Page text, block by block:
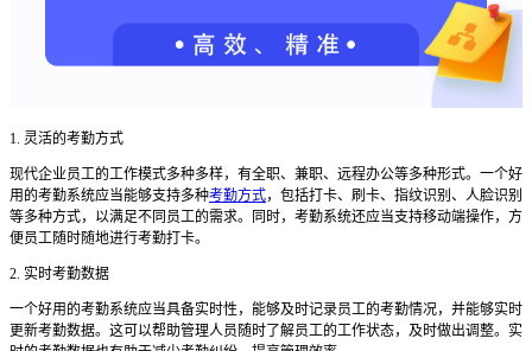
1. 灵活的考勤方式
现代企业员工的工作模式多种多样，有全职、兼职、远程办公等多种形式。一个好
用的考勤系统应当能够支持多种考勤方式，包括打卡、刷卡、指纹识别、人脸识别
等多种方式，以满足不同员工的需求。同时，考勤系统还应当支持移动端操作，方
便员工随时随地进行考勤打卡。
2. 实时考勤数据
一个好用的考勤系统应当具备实时性，能够及时记录员工的考勤情况，并能够实时
更新考勤数据。这可以帮助管理人员随时了解员工的工作状态，及时做出调整。实